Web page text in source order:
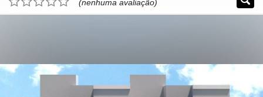
(nenhuma avaliação)